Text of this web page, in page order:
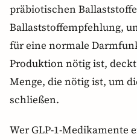
präbiotischen
Ballaststoffempfehlung,
für eine normale
Produktion nötig ist,
Menge, die nötig ist, um
schließen.
Wer GLP-1-Medikamente